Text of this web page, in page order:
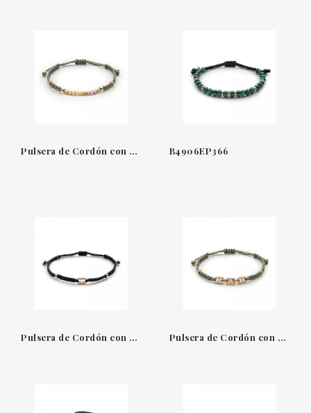
Pulsera de Cordón con Oro Rosa y Zafiros de Jaibor B2676MPCAQ B4906EP366
Pulsera de Cordón con Oro Rosa de Jaibor Pulsera de Cordón con Oro Rosa y Diamantes de Jaibor B2604MP0